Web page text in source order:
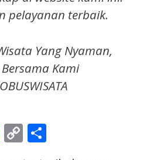
pelayanan terbaik.
Yang Nyaman,
Kami
W C